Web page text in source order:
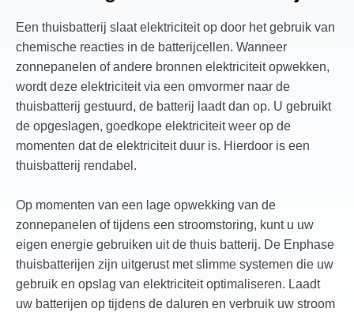
Een thuisbatterij slaat elektriciteit op door het gebruik van
chemische reacties in de batterijcellen. Wanneer
zonnepanelen of andere bronnen elektriciteit opwekken,
wordt deze elektriciteit via een omvormer naar de
thuisbatterij gestuurd, de batterij laadt dan op. U gebruikt
de opgeslagen, goedkope elektriciteit weer op de
momenten dat de elektriciteit duur is. Hierdoor is een
thuisbatterij rendabel.
Op momenten van een lage opwekking van de
zonnepanelen of tijdens een stroomstoring, kunt u uw
eigen energie gebruiken uit de thuis batterij. De Enphase
thuisbatterijen zijn uitgerust met slimme systemen die uw
gebruik en opslag van elektriciteit optimaliseren. Laadt
uw batterijen op tijdens de daluren en verbruik uw stroom